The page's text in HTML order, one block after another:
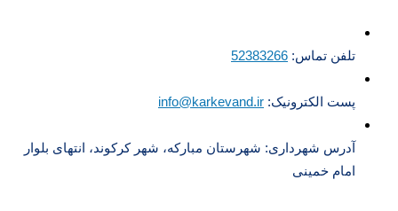
تلفن تماس: 52383266
پست الکترونیک: info@karkevand.ir
آدرس شهرداری: شهرستان مبارکه، شهر کرکوند، انتهای بلوار
امام خمینی